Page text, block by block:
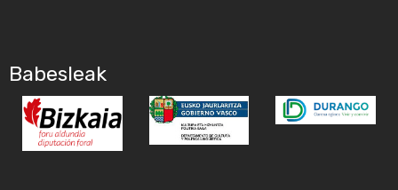
Babesleak